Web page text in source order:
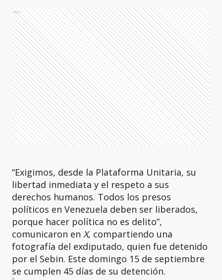
Ads
“Exigimos, desde la Plataforma Unitaria, su
libertad inmediata y el respeto a sus
derechos humanos. Todos los presos
políticos en Venezuela deben ser liberados,
porque hacer política no es delito”,
comunicaron en X, compartiendo una
fotografía del exdiputado, quien fue detenido
por el Sebin. Este domingo 15 de septiembre
se cumplen 45 días de su detención.